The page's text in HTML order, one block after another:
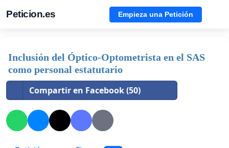
Peticion.es Empieza una Petición
Inclusión del Óptico-Optometrista en el SAS
como personal estatutario
Compartir en Facebook (50)